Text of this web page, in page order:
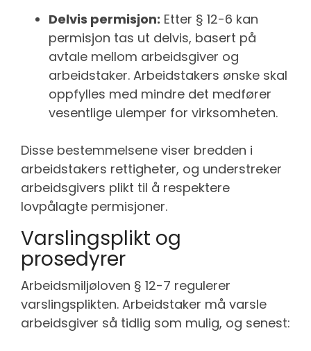
Delvis permisjon: Etter § 12-6 kan
permisjon tas ut delvis, basert på
avtale mellom arbeidsgiver og
arbeidstaker. Arbeidstakers ønske skal
oppfylles med mindre det medfører
vesentlige ulemper for virksomheten.
Disse bestemmelsene viser bredden i
arbeidstakers rettigheter, og understreker
arbeidsgivers plikt til å respektere
lovpålagte permisjoner.
Varslingsplikt og
prosedyrer
Arbeidsmiljøloven § 12-7 regulerer
varslingsplikten. Arbeidstaker må varsle
arbeidsgiver så tidlig som mulig, og senest: